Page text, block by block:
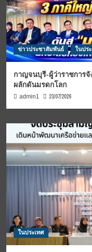
ข่าวประชาสัมพันธ์ ในปร
กาญจนบุรี-ผู้ว่าราชการ
ผลักดันมรดกโลก
admin1 23/07/2026
ในประเทศ